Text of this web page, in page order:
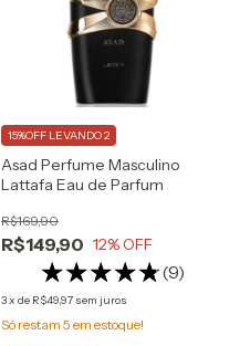
Asad Perfume Masculino
Lattafa Eau de Parfum
R$149,90
R$169,90
12% OFF
(9)
3x de R$49,97 sem juros
15%OFF LEVANDO 2
Só restam 5 em estoque!